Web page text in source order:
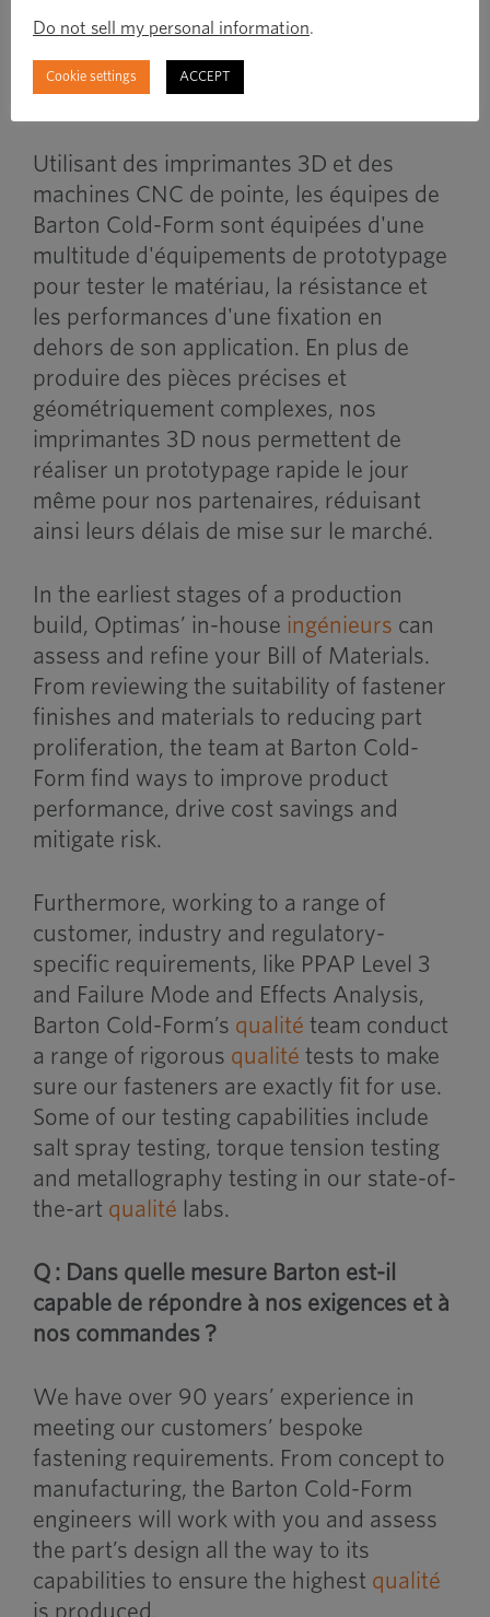
Imprimante 3D chez Barton
Cold-Form
Utilisant des imprimantes 3D et des
machines CNC de pointe, les équipes de
Barton Cold-Form sont équipées d'une
multitude d'équipements de prototypage
pour tester le matériau, la résistance et
les performances d'une fixation en
dehors de son application. En plus de
produire des pièces précises et
géométriquement complexes, nos
imprimantes 3D nous permettent de
réaliser un prototypage rapide le jour
même pour nos partenaires, réduisant
ainsi leurs délais de mise sur le marché.
In the earliest stages of a production
build, Optimas’ in-house ingénieurs can
assess and refine your Bill of Materials.
From reviewing the suitability of fastener
finishes and materials to reducing part
proliferation, the team at Barton Cold-
Form find ways to improve product
performance, drive cost savings and
mitigate risk.
Furthermore, working to a range of
customer, industry and regulatory-
specific requirements, like PPAP Level 3
and Failure Mode and Effects Analysis,
Barton Cold-Form’s qualité team conduct
a range of rigorous qualité tests to make
sure our fasteners are exactly fit for use.
Some of our testing capabilities include
salt spray testing, torque tension testing
and metallography testing in our state-of-
the-art qualité labs.
Q : Dans quelle mesure Barton est-il
capable de répondre à nos exigences et à
nos commandes ?
We have over 90 years’ experience in
meeting our customers’ bespoke
fastening requirements. From concept to
manufacturing, the Barton Cold-Form
engineers will work with you and assess
the part’s design all the way to its
capabilities to ensure the highest qualité
is produced.
Do not sell my personal information.
Cookie settings ACCEPT